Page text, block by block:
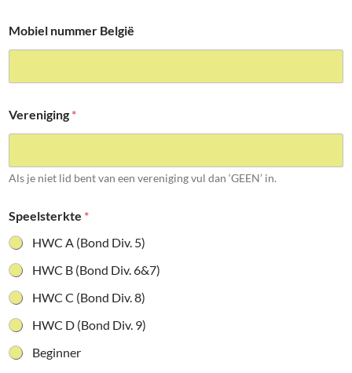
Mobiel nummer België
Vereniging *
Als je niet lid bent van een vereniging vul dan ‘GEEN’ in.
Speelsterkte *
HWC A (Bond Div. 5)
HWC B (Bond Div. 6&7)
HWC C (Bond Div. 8)
HWC D (Bond Div. 9)
Beginner